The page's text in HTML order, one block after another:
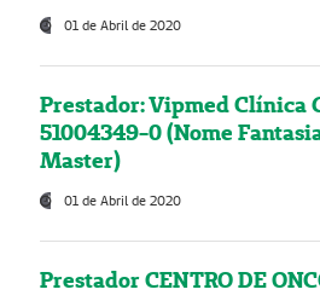
01 de Abril de 2020
Prestador: Vipmed Clínica
51004349-0 (Nome
Master)
01 de Abril de 2020
Prestador CENTRO DE